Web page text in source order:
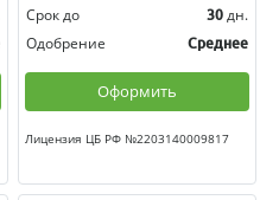
Срок до
30 дн.
Одобрение
Среднее
Оформить
Лицензия ЦБ РФ №2203140009817